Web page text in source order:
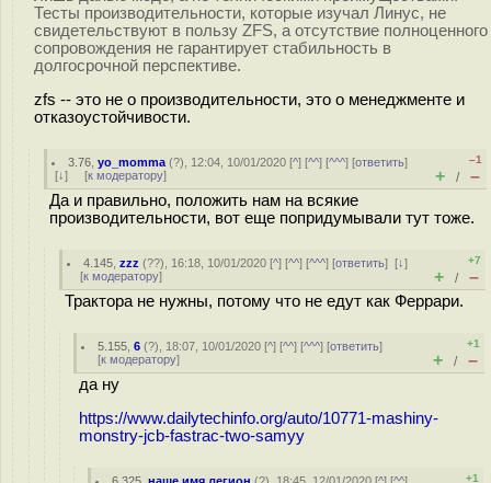
Тесты производительности, которые изучал Линус, не
свидетельствуют в пользу ZFS, а отсутствие полноценного
сопровождения не гарантирует стабильность в
долгосрочной перспективе.
zfs -- это не о производительности, это о менеджменте и
отказоустойчивости.
3.76 ,yo_momma (?), 12:04, 10/01/2020 [^] [^^] [^^^] [ответить]
[↓] [к модератору]
–1
+ / –
Да и правильно, положить нам на всякие
производительности, вот еще попридумывали тут тоже.
4.145 ,zzz (??), 16:18, 10/01/2020 [^] [^^] [^^^] [ответить][↓]
[к модератору]
+7
+ / –
Трактора не нужны, потому что не едут как Феррари.
5.155 ,6 (?), 18:07, 10/01/2020 [^] [^^] [^^^] [ответить]
[к модератору]
+1
+ / –
да ну
https://www.dailytechinfo.org/auto/10771-mashiny-
monstry-jcb-fastrac-two-samyy
+1